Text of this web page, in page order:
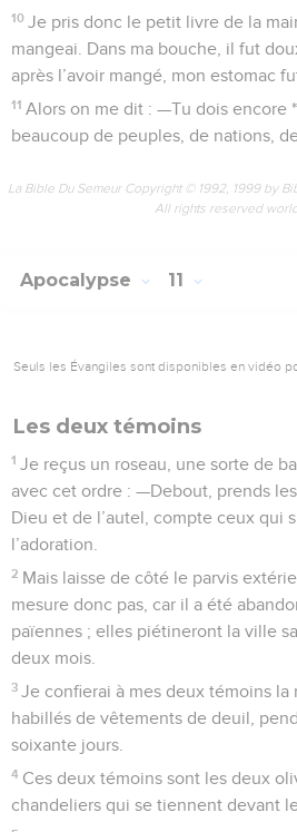
10 Je pris donc le petit livre de la
mangeai. Dans ma bouche, il fut
après l’avoir mangé, mon estomac
11 Alors on me dit : —Tu dois encore
beaucoup de peuples, de nations,
La Bible Du Semeur Copyright © 1992, 1999 by
All rights reserved
Apocalypse 11
Seuls les Évangiles sont disponibles en vidéo
Les deux témoins
1 Je reçus un roseau, une sorte de
avec cet ordre : —Debout, prends
Dieu et de l’autel, compte ceux qui
l’adoration.
2 Mais laisse de côté le parvis
mesure donc pas, car il a été
païennes ; elles piétineront la ville
deux mois.
3 Je confierai à mes deux témoins la
habillés de vêtements de deuil,
soixante jours.
4 Ces deux témoins sont les deux
chandeliers qui se tiennent devant